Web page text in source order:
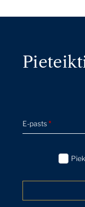
E-pasts*